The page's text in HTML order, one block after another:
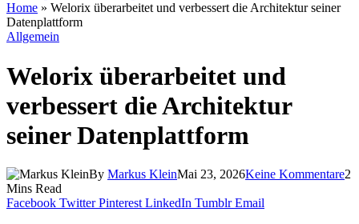
Home » Welorix überarbeitet und verbessert die Architektur seiner
Datenplattform
Allgemein
Welorix überarbeitet und
verbessert die Architektur
seiner Datenplattform
By Markus KleinMai 23, 2026Keine Kommentare2
Mins Read
Facebook Twitter Pinterest LinkedIn Tumblr Email